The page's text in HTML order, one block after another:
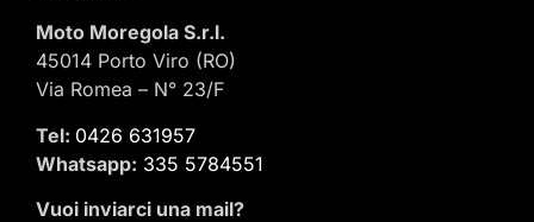
Moto Moregola S.r.l.
45014 Porto Viro (RO)
Via Romea – N° 23/F
Tel: 0426 631957
Whatsapp: 335 5784551
Vuoi inviarci una mail?